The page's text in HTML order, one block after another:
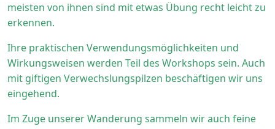
meisten von ihnen sind mit etwas Übung recht leicht zu
erkennen.
Ihre praktischen Verwendungsmöglichkeiten und
Wirkungsweisen werden Teil des Workshops sein. Auch
mit giftigen Verwechslungspilzen beschäftigen wir uns
eingehend.
Im Zuge unserer Wanderung sammeln wir auch feine